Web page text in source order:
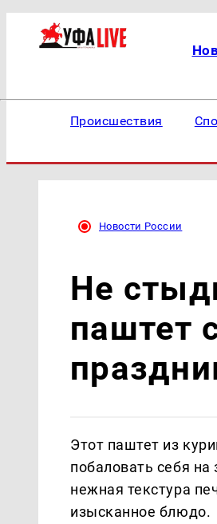
Происшествия
Новости России
Не
паштет
Этот паштет из
побаловать себя
нежная текстура
изысканное блюдо.